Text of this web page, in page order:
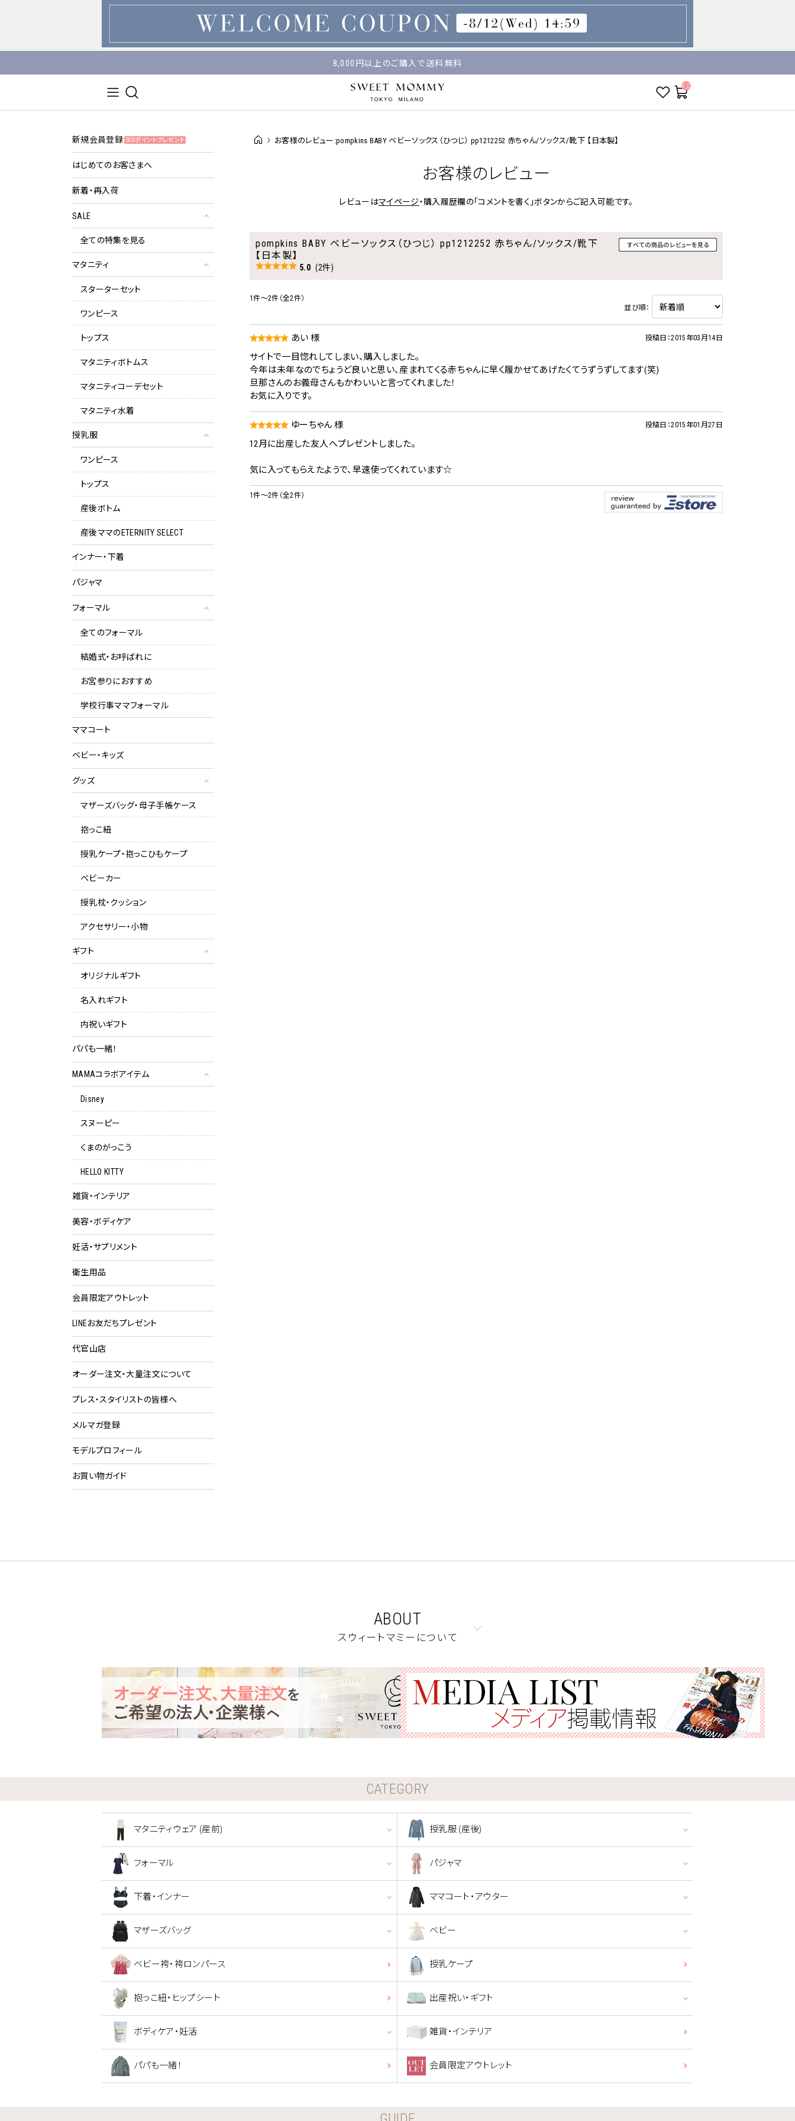
マタニティウェア・授乳服のスウィートマミー
8,000円以上のご購入で送料無料
__ITM_CNT__
お客様のレビュー:pompkins BABY ベビーソックス（ひつじ） pp1212252 赤ちゃん/ソックス/靴下 【日本製】
お客様のレビュー
レビューはマイページ・購入履歴欄の「コメントを書く」ボタンからご記入可能です。
pompkins BABY ベビーソックス（ひつじ） pp1212252 赤ちゃん/ソックス/靴下
【日本製】
5.0 (2件)
1件～2件（全2件）
並び順：
あい 様 投稿日：2015年03月14日
サイトで一目惚れしてしまい、購入しました。
今年は未年なのでちょうど良いと思い、産まれてくる赤ちゃんに早く履かせてあげたくてうずうずしてます(笑)
旦那さんのお義母さんもかわいいと言ってくれました！
お気に入りです。
ゆーちゃん 様 投稿日：2015年01月27日
12月に出産した友人へプレゼントしました。
気に入ってもらえたようで、早速使ってくれています☆
1件～2件（全2件）
新規会員登録 500ポイントプレゼント
はじめてのお客さまへ
新着・再入荷
SALE
全ての特集を見る
マタニティ
スターターセット
ワンピース
トップス
マタニティボトムス
マタニティコーデセット
マタニティ水着
授乳服
ワンピース
トップス
産後ボトム
産後ママのETERNITY SELECT
インナー・下着
パジャマ
フォーマル
全てのフォーマル
結婚式・お呼ばれに
お宮参りにおすすめ
学校行事ママフォーマル
ママコート
ベビー・キッズ
グッズ
マザーズバッグ・母子手帳ケース
抱っこ紐
授乳ケープ・抱っこひもケープ
ベビーカー
授乳枕・クッション
アクセサリー・小物
ギフト
オリジナルギフト
名入れギフト
内祝いギフト
パパも一緒！
MAMAコラボアイテム
Disney
スヌーピー
くまのがっこう
HELLO KITTY
雑貨・インテリア
美容・ボディケア
妊活・サプリメント
衛生用品
会員限定アウトレット
LINEお友だちプレゼント
代官山店
オーダー注文・大量注文について
プレス・スタイリストの皆様へ
メルマガ登録
モデルプロフィール
お買い物ガイド
ABOUT
スウィートマミーについて
CATEGORY
マタニティウェア (産前) 授乳服 (産後)
フォーマル パジャマ
下着・インナー ママコート・アウター
マザーズバッグ ベビー
ベビー袴・袴ロンパース 授乳ケープ
抱っこ紐・ヒップシート 出産祝い・ギフト
ボディケア・妊活 雑貨・インテリア
パパも一緒！ 会員限定アウトレット